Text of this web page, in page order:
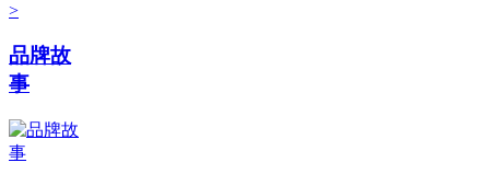
>
品牌故
事